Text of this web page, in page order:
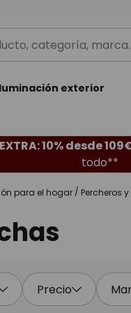
exterior
10% desde
todo**
para el hogar Percheros
Precio